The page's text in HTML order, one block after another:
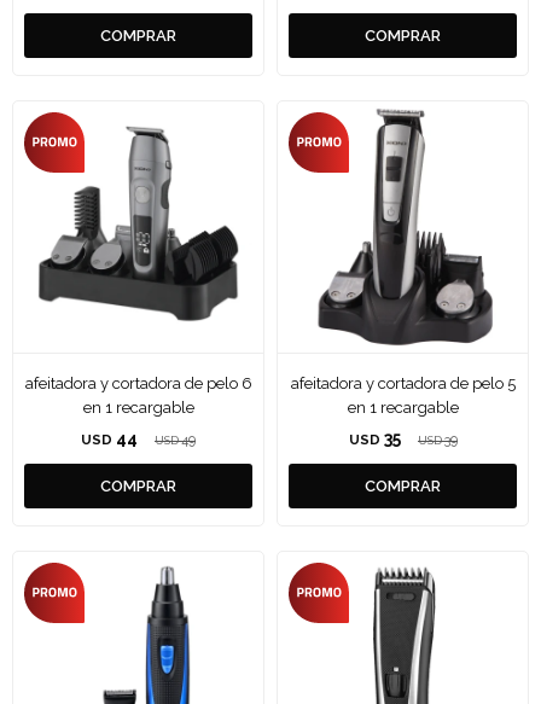
afeitadora y cortadora de pelo 6
en 1 recargable
USD 44 USD 49
afeitadora y cortadora de pelo 5
en 1 recargable
USD 35 USD 39